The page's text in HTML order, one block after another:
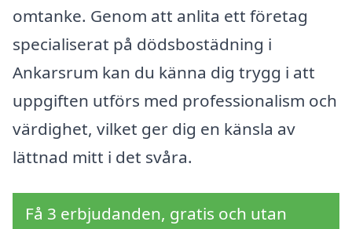
omtanke. Genom att anlita ett företag
specialiserat på dödsbostädning i
Ankarsrum kan du känna dig trygg i att
uppgiften utförs med professionalism och
värdighet, vilket ger dig en känsla av
lättnad mitt i det svåra.
Få 3 erbjudanden, gratis och utan